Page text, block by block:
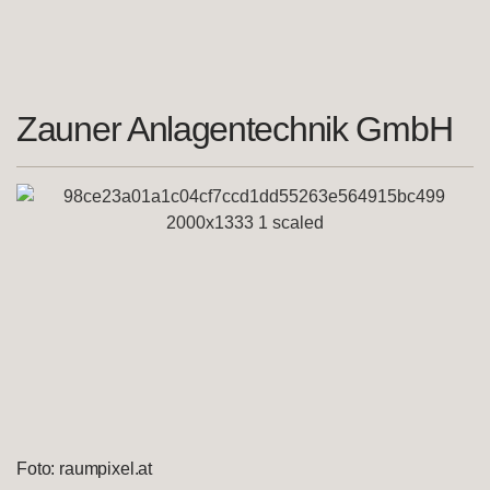
Zauner Anlagentechnik GmbH
Foto: raumpixel.at